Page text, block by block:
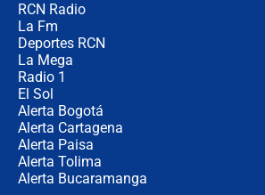
RCN Radio
La Fm
Deportes RCN
La Mega
Radio 1
El Sol
Alerta Bogotá
Alerta Cartagena
Alerta Paisa
Alerta Tolima
Alerta Bucaramanga